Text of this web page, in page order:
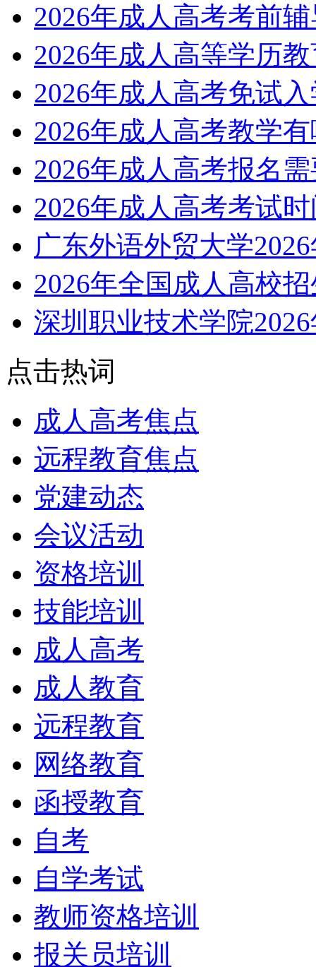
2026年成人高考考前
2026年成人高等学历
2026年成人高考免试
2026年成人高考教学
2026年成人高考报名
2026年成人高考考试
广东外语外贸大学
2026年全国成人高校
深圳职业技术学院
点击热词
成人高考焦点
远程教育焦点
党建动态
会议活动
资格培训
技能培训
成人高考
成人教育
远程教育
网络教育
函授教育
自考
自学考试
教师资格培训
报关员培训